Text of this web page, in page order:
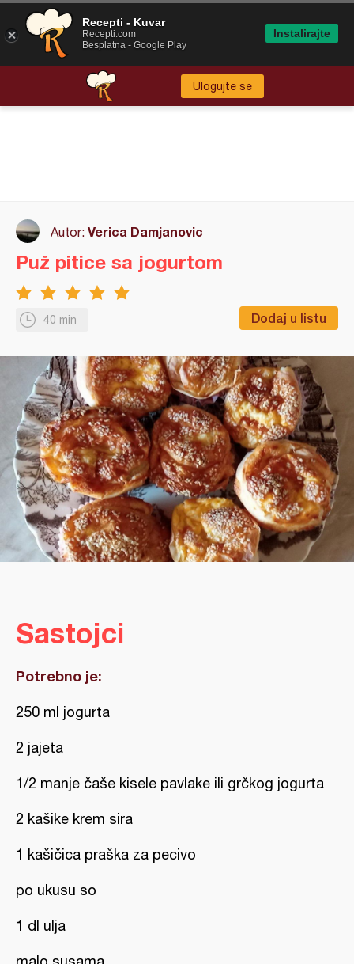
Ulogujte se
Autor: Verica Damjanovic
40 min Dodaj u listu
Puž pitice sa jogurtom
Sastojci
Potrebno je:
250 ml jogurta
2 jajeta
1/2 manje čaše kisele pavlake ili grčkog jogurta
2 kašike krem sira
1 kašičica praška za pecivo
po ukusu so
1 dl ulja
Recepti - Kuvar
Recepti.com
Besplatna - Google Play
Instalirajte